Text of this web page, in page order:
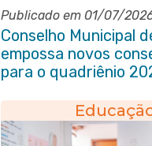
Publicado em 01/07/
Conselho Municipal
empossa novos
para o quadriênio